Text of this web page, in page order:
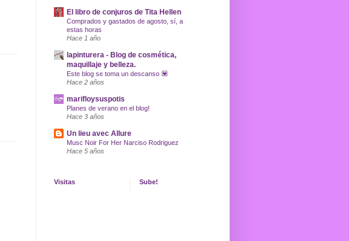
El libro de conjuros de Tita Hellen
Comprados y gastados de agosto, sí, a
estas horas
Hace 1 año
lapinturera - Blog de cosmética,
maquillaje y belleza.
Este blog se toma un descanso 💟
Hace 2 años
marifloysuspotis
Planes de verano en el blog!
Hace 3 años
Un lieu avec Allure
Musc Noir For Her Narciso Rodriguez
Hace 5 años
Visitas Sube!